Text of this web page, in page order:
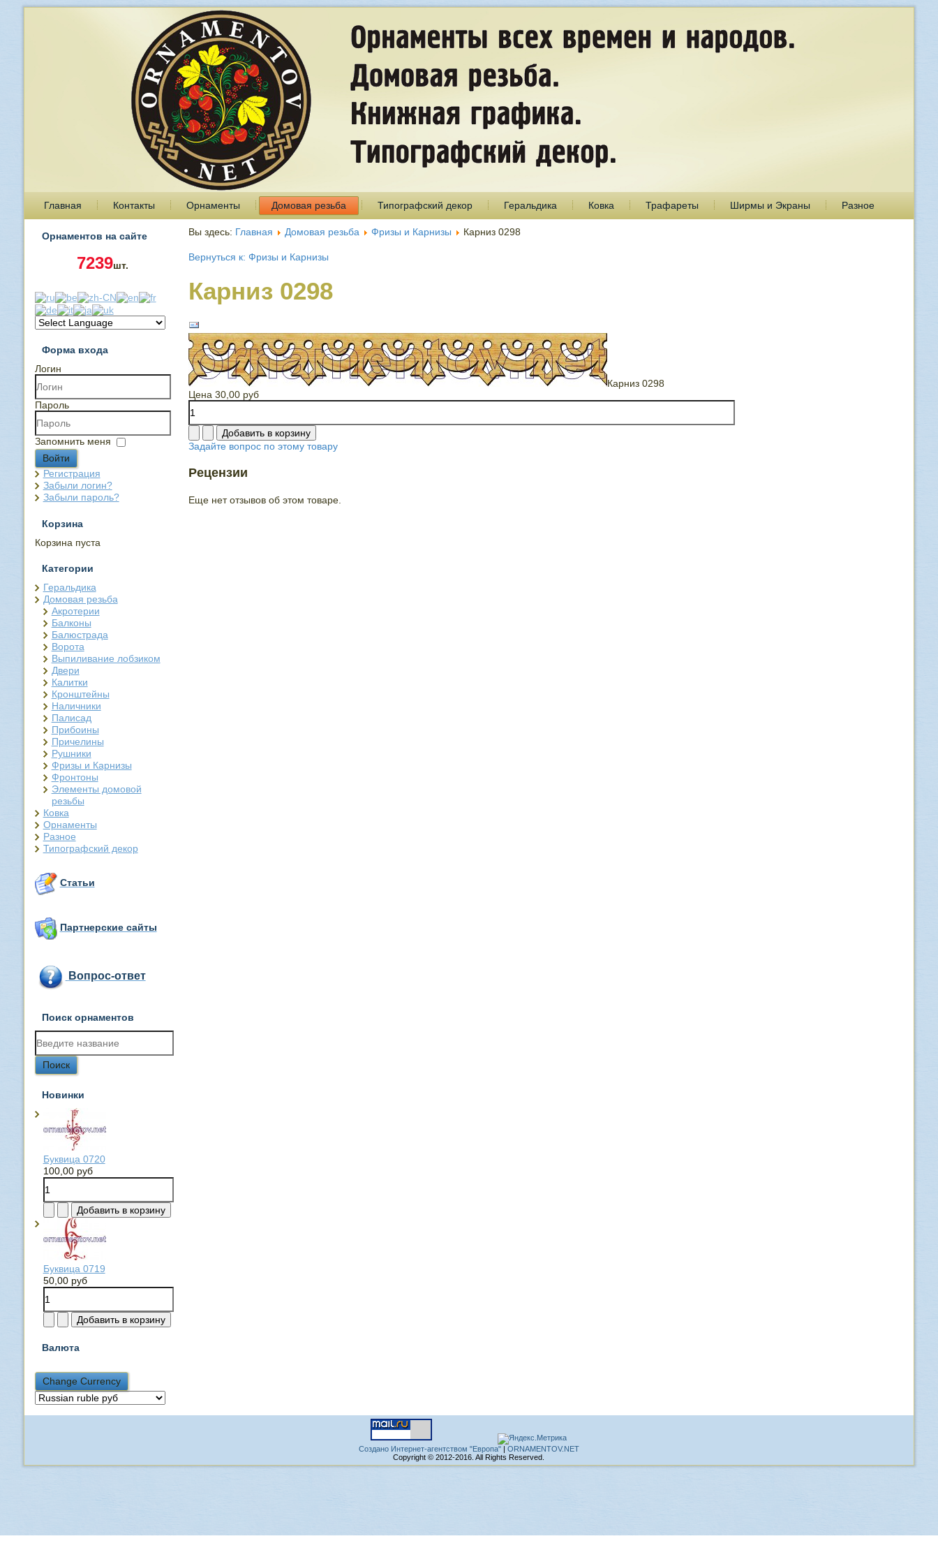
Главная Контакты Орнаменты Домовая резьба Типографский декор Геральдика Ковка Трафареты Ширмы и Экраны Разное
Орнаментов на сайте
7239шт.
Форма входа
Логин
Пароль
Запомнить меня
Войти
Регистрация
Забыли логин?
Забыли пароль?
Корзина
Корзина пуста
Категории
Геральдика
Домовая резьба
Акротерии
Балконы
Балюстрада
Ворота
Выпиливание лобзиком
Двери
Калитки
Кронштейны
Наличники
Палисад
Прибоины
Причелины
Рушники
Фризы и Карнизы
Фронтоны
Элементы домовой
резьбы
Ковка
Орнаменты
Разное
Типографский декор
Статьи
Партнерские сайты
Вопрос-ответ
Поиск орнаментов
Новинки
Буквица 0720
100,00 руб
Буквица 0719
50,00 руб
Валюта
Вы здесь: Главная Домовая резьба Фризы и Карнизы Карниз 0298
Вернуться к: Фризы и Карнизы
Карниз 0298
Карниз 0298
Цена 30,00 руб
Задайте вопрос по этому товару
Рецензии
Еще нет отзывов об этом товаре.
Создано Интернет-агентством "Европа"| ORNAMENTOV.NET
Copyright © 2012-2016. All Rights Reserved.